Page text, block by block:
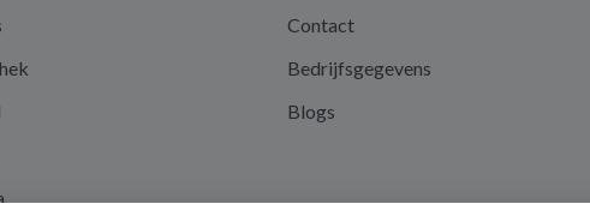
Contact
Bedrijfsgegevens
Blogs